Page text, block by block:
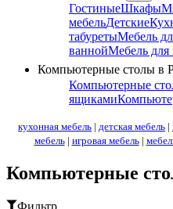
ГостиныеШкафы
мебельДетские
табуретыМебель
ваннойМебель для
Компьютерные столы в
Компьютерные
ящиками
кухонная мебель | детская мебель |
мебель| игровая мебель|
Компьютерные
Фильтр